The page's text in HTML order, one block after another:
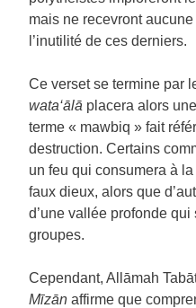
mais ne recevront
l’inutilité de ces derniers.
Ce verset se termine par
wata‘ālā placera alors
terme « mawbiq » fait
destruction. Certains
un feu qui consumera à
faux dieux, alors que
d’une vallée profonde
groupes.
Cependant, Allāmah
Mīzān affirme que